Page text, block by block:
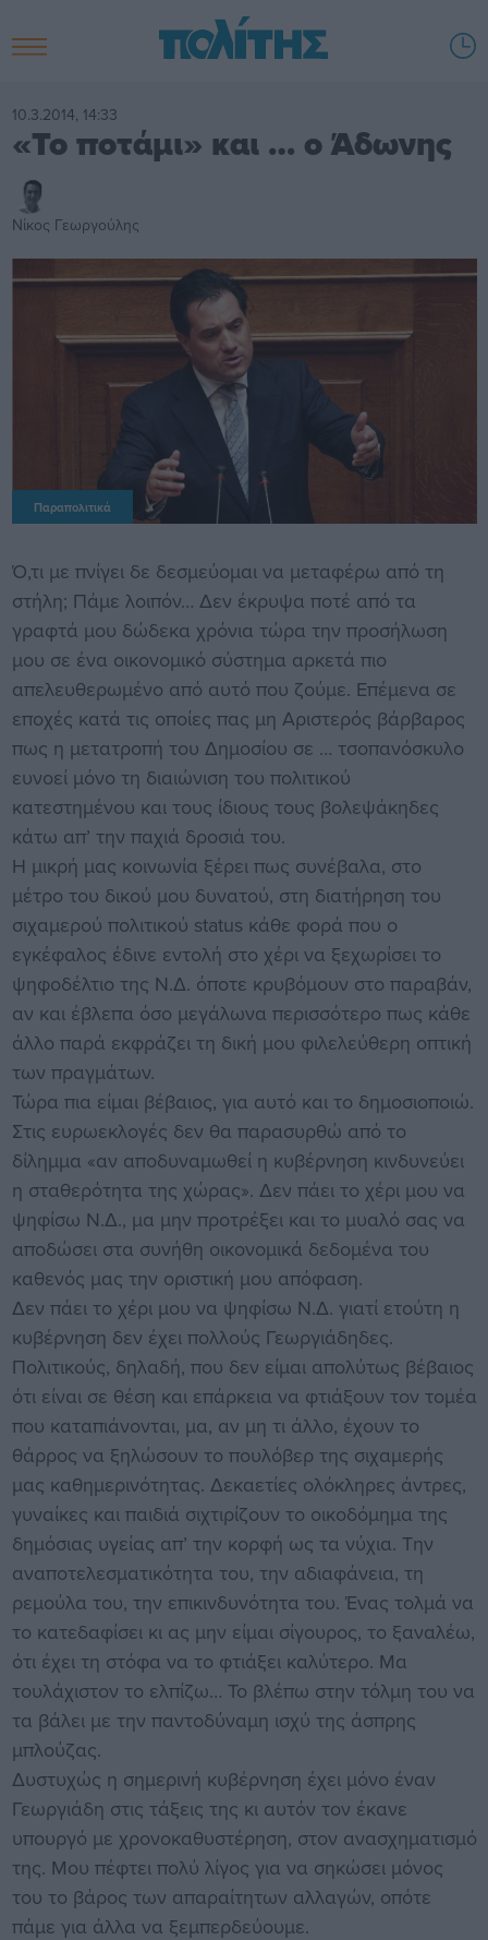
10.3.2014, 14:33
«Το ποτάμι» και … ο Άδωνης
Νίκος Γεωργούλης
Παραπολιτικά
Ό,τι με πνίγει δε δεσμεύομαι να μεταφέρω από τη
στήλη; Πάμε λοιπόν… Δεν έκρυψα ποτέ από τα
γραφτά μου δώδεκα χρόνια τώρα την προσήλωση
μου σε ένα οικονομικό σύστημα αρκετά πιο
απελευθερωμένο από αυτό που ζούμε. Επέμενα σε
εποχές κατά τις οποίες πας μη Αριστερός βάρβαρος
πως η μετατροπή του Δημοσίου σε … τσοπανόσκυλο
ευνοεί μόνο τη διαιώνιση του πολιτικού
κατεστημένου και τους ίδιους τους βολεψάκηδες
κάτω απ’ την παχιά δροσιά του.
Η μικρή μας κοινωνία ξέρει πως συνέβαλα, στο
μέτρο του δικού μου δυνατού, στη διατήρηση του
σιχαμερού πολιτικού status κάθε φορά που ο
εγκέφαλος έδινε εντολή στο χέρι να ξεχωρίσει το
ψηφοδέλτιο της Ν.Δ. όποτε κρυβόμουν στο παραβάν,
αν και έβλεπα όσο μεγάλωνα περισσότερο πως κάθε
άλλο παρά εκφράζει τη δική μου φιλελεύθερη οπτική
των πραγμάτων.
Τώρα πια είμαι βέβαιος, για αυτό και το δημοσιοποιώ.
Στις ευρωεκλογές δεν θα παρασυρθώ από το
δίλημμα «αν αποδυναμωθεί η κυβέρνηση κινδυνεύει
η σταθερότητα της χώρας». Δεν πάει το χέρι μου να
ψηφίσω Ν.Δ., μα μην προτρέξει και το μυαλό σας να
αποδώσει στα συνήθη οικονομικά δεδομένα του
καθενός μας την οριστική μου απόφαση.
Δεν πάει το χέρι μου να ψηφίσω Ν.Δ. γιατί ετούτη η
κυβέρνηση δεν έχει πολλούς Γεωργιάδηδες.
Πολιτικούς, δηλαδή, που δεν είμαι απολύτως βέβαιος
ότι είναι σε θέση και επάρκεια να φτιάξουν τον τομέα
που καταπιάνονται, μα, αν μη τι άλλο, έχουν το
θάρρος να ξηλώσουν το πουλόβερ της σιχαμερής
μας καθημερινότητας. Δεκαετίες ολόκληρες άντρες,
γυναίκες και παιδιά σιχτιρίζουν το οικοδόμημα της
δημόσιας υγείας απ’ την κορφή ως τα νύχια. Την
αναποτελεσματικότητα του, την αδιαφάνεια, τη
ρεμούλα του, την επικινδυνότητα του. Ένας τολμά να
το κατεδαφίσει κι ας μην είμαι σίγουρος, το ξαναλέω,
ότι έχει τη στόφα να το φτιάξει καλύτερο. Μα
τουλάχιστον το ελπίζω… Το βλέπω στην τόλμη του να
τα βάλει με την παντοδύναμη ισχύ της άσπρης
μπλούζας.
Δυστυχώς η σημερινή κυβέρνηση έχει μόνο έναν
Γεωργιάδη στις τάξεις της κι αυτόν τον έκανε
υπουργό με χρονοκαθυστέρηση, στον ανασχηματισμό
της. Μου πέφτει πολύ λίγος για να σηκώσει μόνος
του το βάρος των απαραίτητων αλλαγών, οπότε
πάμε για άλλα να ξεμπερδεύουμε.